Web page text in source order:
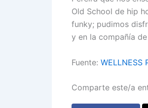
Old School de hip
funky; pudimos
y en la compañía
Fuente: WELLNESS
Comparte este/a